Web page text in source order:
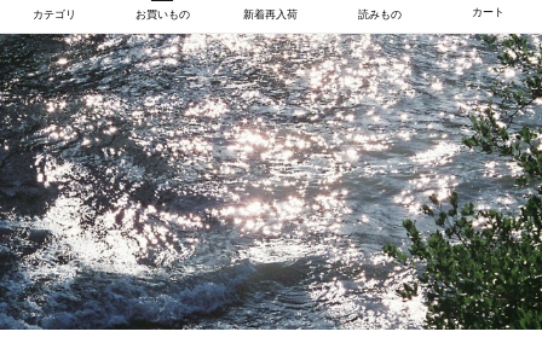
カテゴリ お買いもの 新着再入荷 読みもの カート